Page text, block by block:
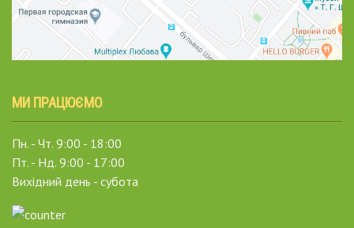
МИ ПРАЦЮЄМО
Пн. - Чт. 9:00 - 18:00
Пт. - Нд. 9:00 - 17:00
Вихідний день - субота